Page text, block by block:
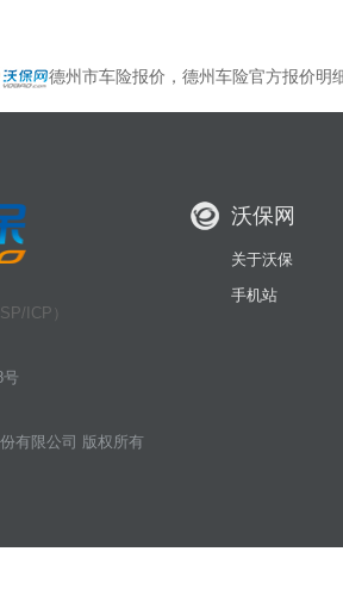
德州市车险报价，德州车险官方报价明
ICP）
号
有限公司 版权所有
沃保网
关于沃保
手机站